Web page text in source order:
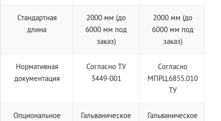
Стандартная
длина
2000 мм (до
6000 мм под
заказ)
2000 мм (до
6000 мм под
заказ)
Нормативная
документация
Согласно ТУ
3449-001
Согласно
МПРЦ.6855.010
ТУ
Опциональное
Гальваническое
Гальваническое